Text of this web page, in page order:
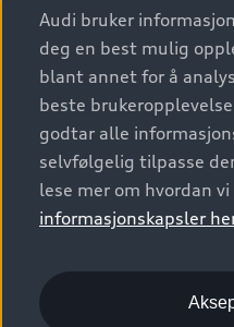
Elbiler
SUV
Stasjonsvogn
Sportback
S/RS
Konseptbiler og
Biler på lager
Finn forhandler
Bestill prøvekjøring
Kontakt forhandler
Bilgarantier
Behold nybilfølelsen
Audi Originalt tilbehør
Verkstedtjenester
Digitale tjenester
Audi digitale tjenester
Audi connect
Functions on demand
Kom i gang med myAudi
Audi Norge
Kundeservice
Audi Driving Experience
© 2026 AUDI NORGE. All
Imprint
Audi bruker
deg en best mulig
blant annet for å
beste
godtar alle
selvfølgelig tilpasse
lese mer om hvordan
informasjonskapsler